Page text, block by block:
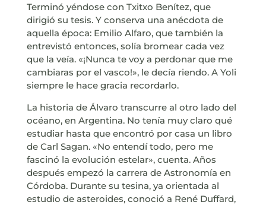
Terminó yéndose con Txitxo Benítez, que
dirigió su tesis. Y conserva una anécdota de
aquella época: Emilio Alfaro, que también la
entrevistó entonces, solía bromear cada vez
que la veía. «¡Nunca te voy a perdonar que me
cambiaras por el vasco!», le decía riendo. A Yoli
siempre le hace gracia recordarlo.
La historia de Álvaro transcurre al otro lado del
océano, en Argentina. No tenía muy claro qué
estudiar hasta que encontró por casa un libro
de Carl Sagan. «No entendí todo, pero me
fascinó la evolución estelar», cuenta. Años
después empezó la carrera de Astronomía en
Córdoba. Durante su tesina, ya orientada al
estudio de asteroides, conoció a René Duffard,